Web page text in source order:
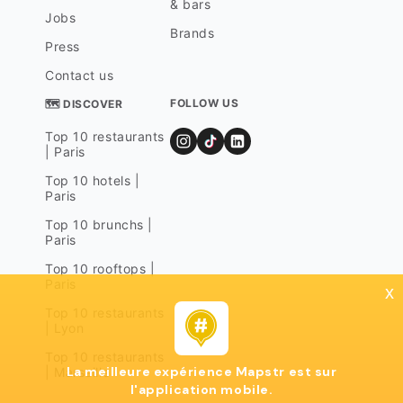
Jobs
Press
Contact us
& bars
Brands
🗺 DISCOVER
Top 10 restaurants
| Paris
Top 10 hotels |
Paris
Top 10 brunchs |
Paris
Top 10 rooftops |
| Marseille
FOLLOW US
x
La meilleure expérience Mapstr est sur
l'application mobile.